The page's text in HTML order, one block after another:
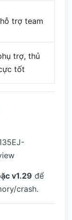
trợ team
trợ, thủ
tốt
v1.29 để
crash.